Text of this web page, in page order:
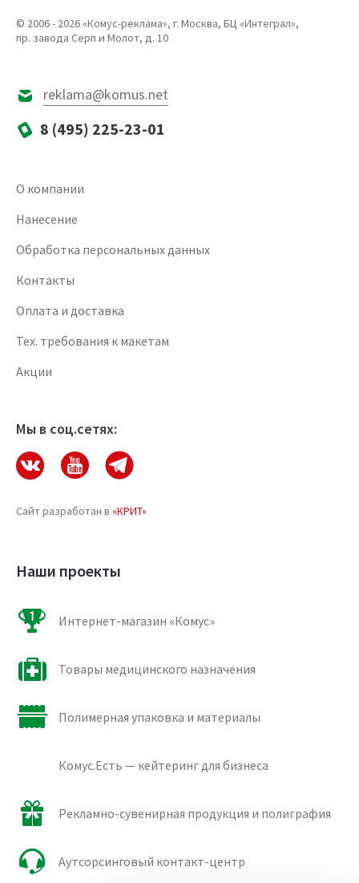
© 2006 - 2026 «Комус-реклама», г. Москва, БЦ «Интеграл»,
пр. завода Серп и Молот, д. 10
reklama@komus.net
8 (495) 225-23-01
О компании
Нанесение
Обработка персональных данных
Контакты
Оплата и доставка
Тех. требования к макетам
Акции
Мы в соц.сетях:
Сайт разработан в «КРИТ»
Наши проекты
Интернет-магазин «Комус»
Товары медицинского назначения
Полимерная упаковка и материалы
Комус.Есть — кейтеринг для бизнеса
Рекламно-сувенирная продукция и полиграфия
Аутсорсинговый контакт-центр